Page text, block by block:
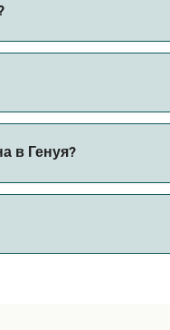
в Генуя?
брать животных